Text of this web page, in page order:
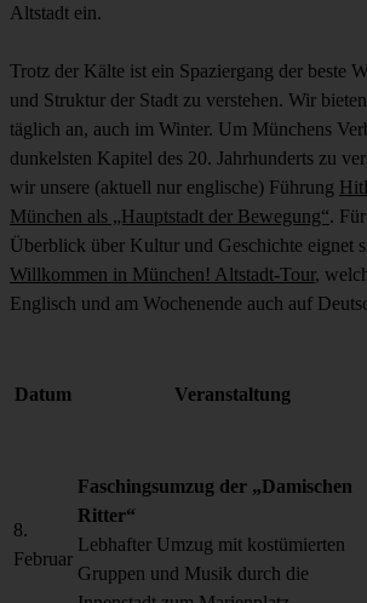
Altstadt ein.
Trotz der Kälte ist ein Spaziergang der beste
und Struktur der Stadt zu verstehen. Wir
täglich an, auch im Winter. Um Münchens
dunkelsten Kapitel des 20. Jahrhunderts zu
wir unsere (aktuell nur englische) Führung
München als „Hauptstadt der Bewegung“.
Überblick über Kultur und Geschichte eignet
Willkommen in München! Altstadt-Tour,
Englisch und am Wochenende auch auf
Datum Veranstaltung
8.
Februar
Faschingsumzug der „Damischen
Ritter“
Lebhafter Umzug mit kostümierten
Gruppen und Musik durch die